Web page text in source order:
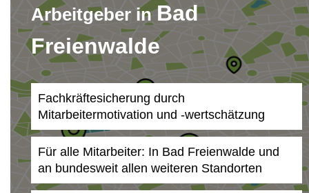
Arbeitgeber inBad
Freienwalde
Fachkräftesicherung durch
Mitarbeitermotivation und -wertschätzung
Für alle Mitarbeiter: In Bad Freienwalde und
an bundesweit allen weiteren Standorten